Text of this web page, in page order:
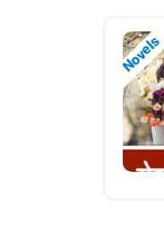
Novels